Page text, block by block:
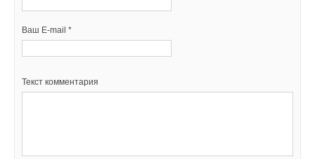
Ваш E-mail *
Текст комментария